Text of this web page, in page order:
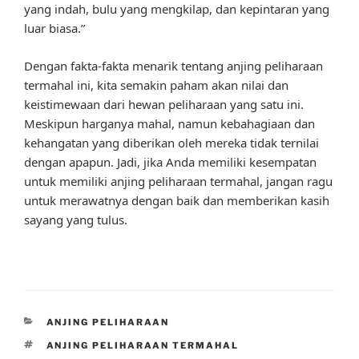
yang indah, bulu yang mengkilap, dan kepintaran yang
luar biasa.”
Dengan fakta-fakta menarik tentang anjing peliharaan
termahal ini, kita semakin paham akan nilai dan
keistimewaan dari hewan peliharaan yang satu ini.
Meskipun harganya mahal, namun kebahagiaan dan
kehangatan yang diberikan oleh mereka tidak ternilai
dengan apapun. Jadi, jika Anda memiliki kesempatan
untuk memiliki anjing peliharaan termahal, jangan ragu
untuk merawatnya dengan baik dan memberikan kasih
sayang yang tulus.
CATEGORIES
ANJING PELIHARAAN
TAGS
ANJING PELIHARAAN TERMAHAL